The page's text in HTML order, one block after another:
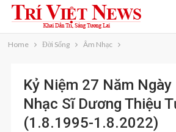
Home Đời Sống Âm Nhạc
Kỷ Niệm 27 Năm
Nhạc Sĩ Dương Thiệu
(1.8.1995-1.8.2022)